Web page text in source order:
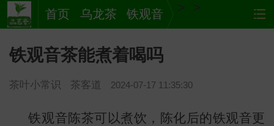
首页 >
乌龙茶 >
铁观音
铁观音茶能煮着喝吗
茶叶小常识 茶客道 2024-07-17 11:35:30
铁观音陈茶可以煮饮，陈化后的铁观音更